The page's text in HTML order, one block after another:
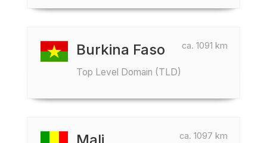
ca. 1091 km
Burkina Faso
Top Level Domain (TLD)
ca. 1097 km